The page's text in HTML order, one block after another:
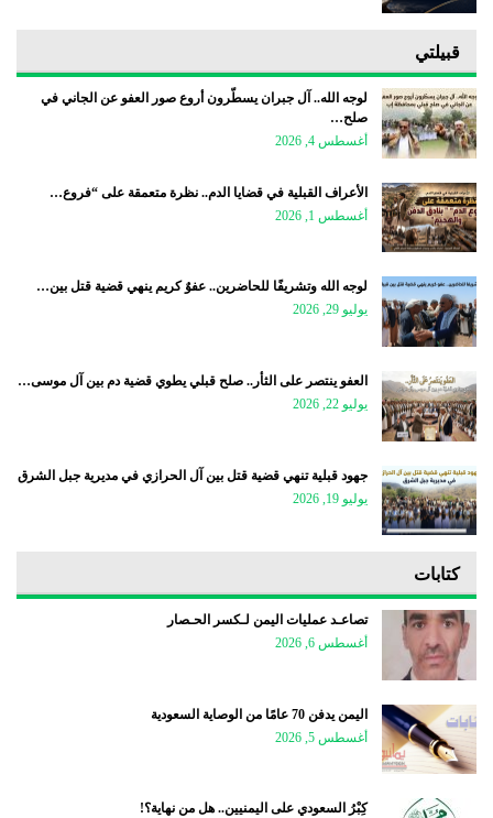
قبيلتي
لوجه الله.. آل جبران يسطّرون أروع صور العفو عن الجاني في
صلح…
أغسطس 4, 2026
الأعراف القبلية في قضايا الدم.. نظرة متعمقة على “فروع…
أغسطس 1, 2026
لوجه الله وتشريفًا للحاضرين.. عفوٌ كريم ينهي قضية قتل بين…
يوليو 29, 2026
العفو ينتصر على الثأر.. صلح قبلي يطوي قضية دم بين آل موسى…
يوليو 22, 2026
جهود قبلية تنهي قضية قتل بين آل الحرازي في مديرية جبل الشرق
يوليو 19, 2026
كتابات
تصاعـد عمليات اليمن لـكسر الحـصار
أغسطس 6, 2026
اليمن يدفن 70 عامًا من الوصاية السعودية
أغسطس 5, 2026
كِبْرُ السعودي على اليمنيين.. هل من نهاية؟!